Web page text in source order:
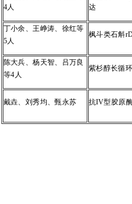
4人
达
丁小余、王峥涛、徐红等
5人
枫斗类石斛
陈大兵、杨天智、吕万良
等4人
紫杉醇长循
戴垚、刘秀均、甄永苏 抗IV型胶原